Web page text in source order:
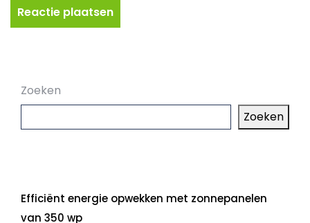
Zoeken
Zoeken
Efficiënt energie opwekken met zonnepanelen
van 350 wp